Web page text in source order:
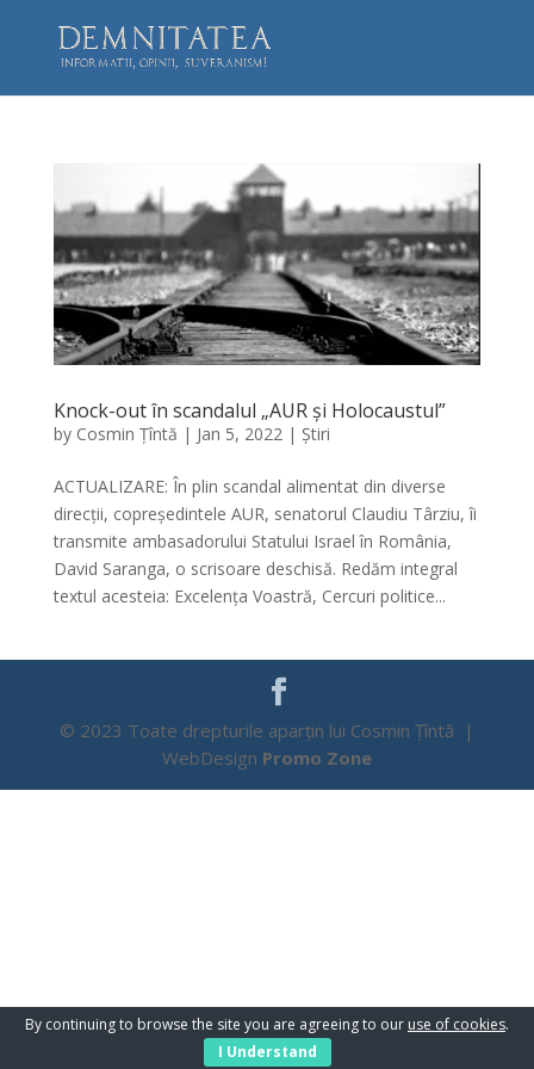
Knock-out în scandalul „AUR și Holocaustul”
by Cosmin Țîntă | Jan 5, 2022| Știri
ACTUALIZARE: În plin scandal alimentat din diverse
direcții, copreședintele AUR, senatorul Claudiu Târziu, îi
transmite ambasadorului Statului Israel în România,
David Saranga, o scrisoare deschisă. Redăm integral
textul acesteia: Excelența Voastră, Cercuri politice...
© 2023 Toate drepturile aparțin lui Cosmin Țîntă |
WebDesign Promo Zone
By continuing to browse the site you are agreeing to our use of cookies.
I Understand